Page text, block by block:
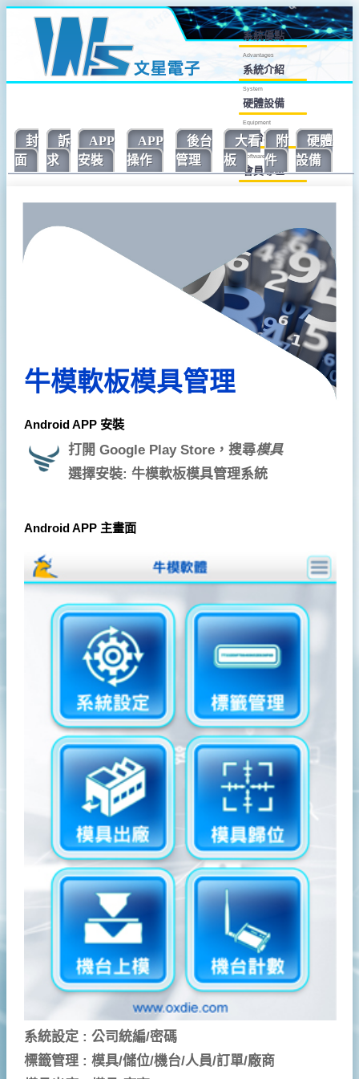
系統優點
Advantages
系統介紹
System
硬體設備
Equipment
後台軟體
Software
會員專區
封
面
訴
求
APP
安裝
APP
操作
後台
管理
大看
板
附
件
硬體
設備
牛模軟板模具管理
Android APP 安裝
打開 Google Play Store，搜尋模具
選擇安裝: 牛模軟板模具管理系統
Android APP 主畫面
系統設定 : 公司統編/密碼
標籤管理 : 模具/儲位/機台/人員/訂單/廠商